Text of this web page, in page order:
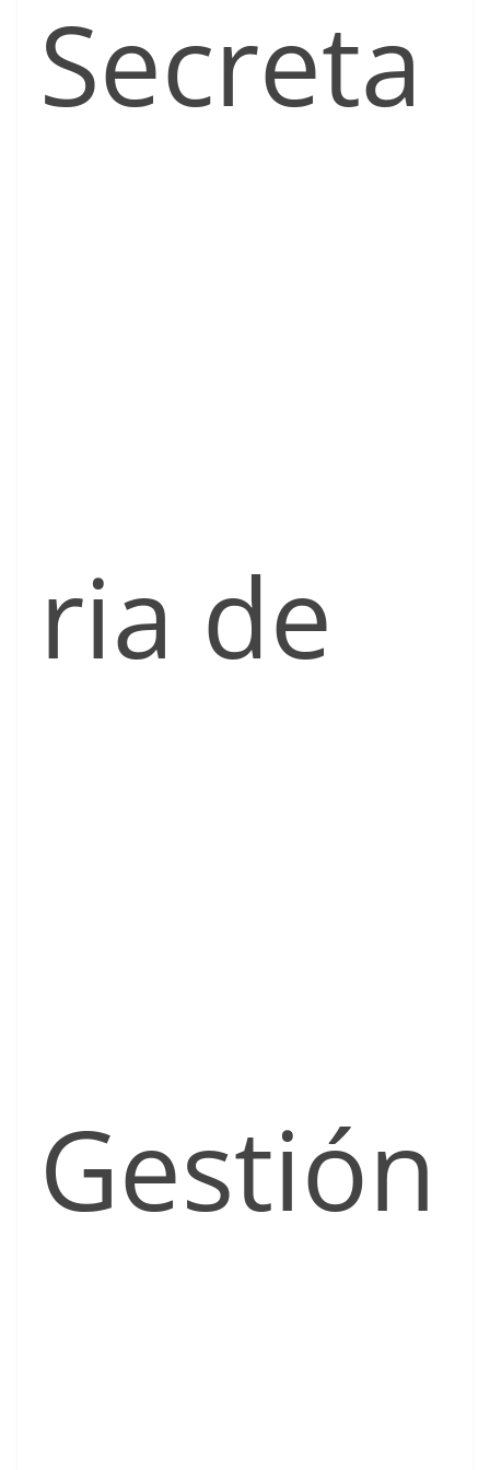
Secreta
ria de
Gestión